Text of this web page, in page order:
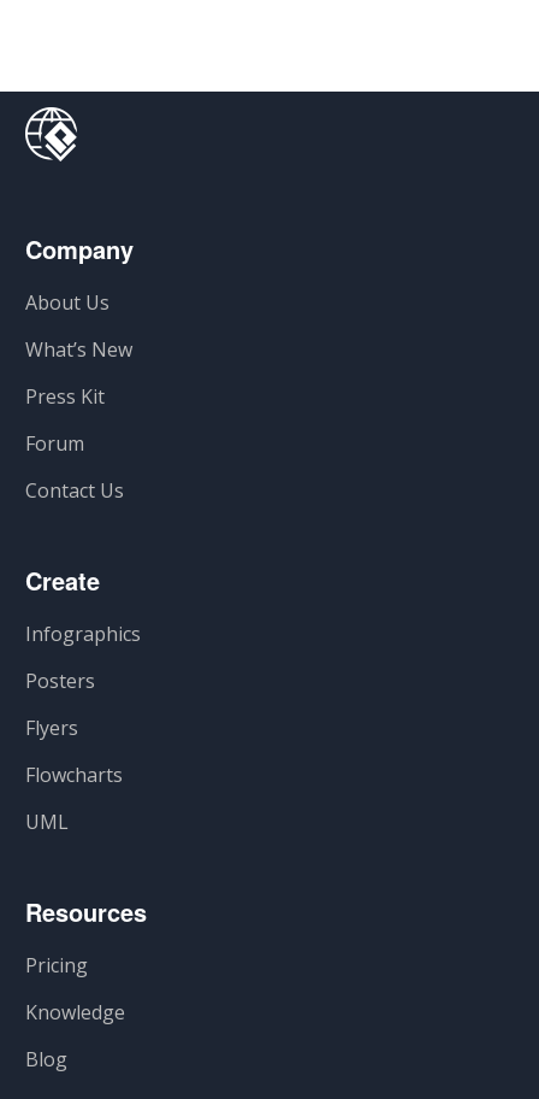
Company
About Us
What’s New
Press Kit
Forum
Contact Us
Create
Infographics
Posters
Flyers
Flowcharts
UML
Resources
Pricing
Knowledge
Blog